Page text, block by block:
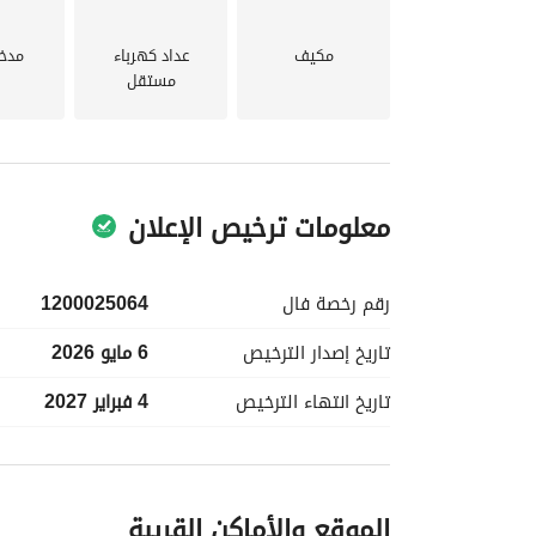
- امدادات المياه: إمدادات مستمرة من المياه لتلبية
- الصرف الصحي: إدارة صحيحة لنفايات المنزل.
مكيف عداد كهرباء
مستقل
معلومات ترخيص الإعلان
رقم رخصة فال
1200025064
تاريخ إصدار الترخيص
6 مايو 2026
تاريخ انتهاء الترخيص 4 فبراير 2027
معلومات مسؤول الإعلان